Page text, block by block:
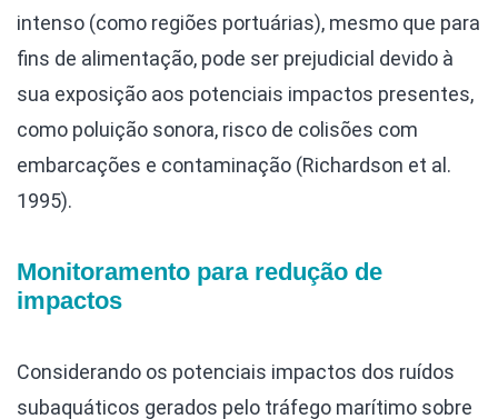
intenso (como regiões portuárias), mesmo que para
fins de alimentação, pode ser prejudicial devido à
sua exposição aos potenciais impactos presentes,
como poluição sonora, risco de colisões com
embarcações e contaminação (Richardson et al.
1995).
Monitoramento para redução de
impactos
Considerando os potenciais impactos dos ruídos
subaquáticos gerados pelo tráfego marítimo sobre